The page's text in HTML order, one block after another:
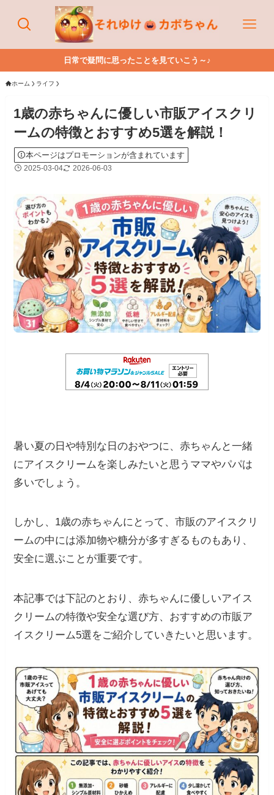
日常で疑問に思ったことを見ていこう～♪
ホーム ライフ
1歳の赤ちゃんに優しい市販アイスクリ
ームの特徴とおすすめ5選を解説！
本ページはプロモーションが含まれています
2025-03-04 2026-06-03
暑い夏の日や特別な日のおやつに、赤ちゃんと一緒
にアイスクリームを楽しみたいと思うママやパパは
多いでしょう。
しかし、1歳の赤ちゃんにとって、市販のアイスクリ
ームの中には添加物や糖分が多すぎるものもあり、
安全に選ぶことが重要です。
本記事では下記のとおり、赤ちゃんに優しいアイス
クリームの特徴や安全な選び方、おすすめの市販ア
イスクリーム5選をご紹介していきたいと思います。